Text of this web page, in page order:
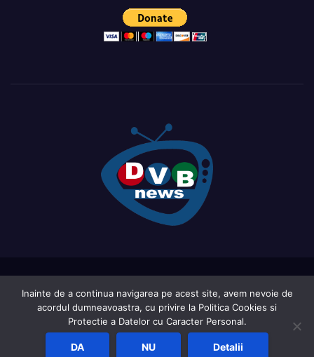
AcasaCe este DVB-ul?LIVE TV ( in curs de actualizare )
Report an active frequency Sat Shop List
Inainte de a continua navigarea pe acest site, avem nevoie de
acordul dumneavoastra, cu privire la Politica Cookies si
Protectie a Datelor cu Caracter Personal.
DA NU Detalii